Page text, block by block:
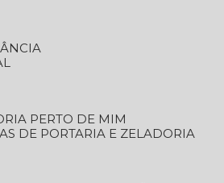
PERTO DE MIM
DE PORTARIA E ZELADORIA